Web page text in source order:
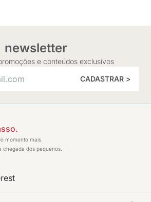
newsletter
e conteúdos exclusivos
CADASTRAR >
momento mais
chegada dos pequenos.